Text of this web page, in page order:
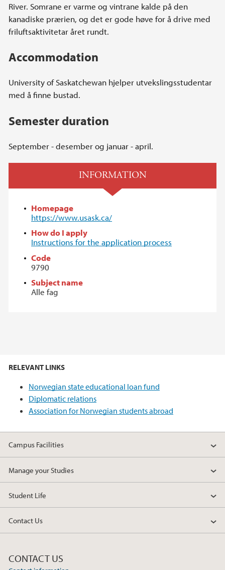
River. Somrane er varme og vintrane kalde på den
kanadiske prærien, og det er gode høve for å drive med
friluftsaktivitetar året rundt.
Accommodation
University of Saskatchewan hjelper utvekslingsstudentar
med å finne bustad.
Semester duration
September - desember og januar - april.
INFORMATION
Homepage
https://www.usask.ca/
How do I apply
Instructions for the application process
Code
9790
Subject name
Alle fag
RELEVANT LINKS
Norwegian state educational loan fund
Diplomatic relations
Association for Norwegian students abroad
Campus Facilities
Manage your Studies
Student Life
Contact Us
CONTACT US